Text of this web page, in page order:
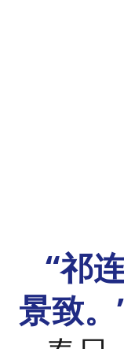
“祁
景致。